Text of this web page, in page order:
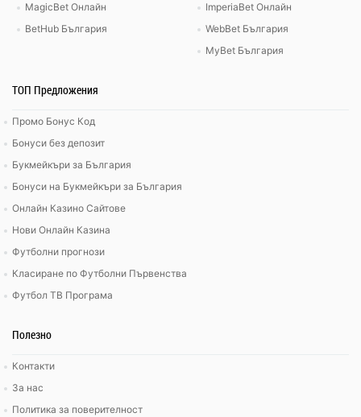
MagicBet Онлайн
BetHub България
ImperiaBet Онлайн
WebBet България
MyBet България
ТОП Предложения
Промо Бонус Код
Бонуси без депозит
Букмейкъри за България
Бонуси на Букмейкъри за България
Онлайн Казино Сайтове
Нови Онлайн Казина
Футболни прогнози
Класиране по Футболни Първенства
Футбол ТВ Програма
Полезно
Контакти
За нас
Политика за поверителност